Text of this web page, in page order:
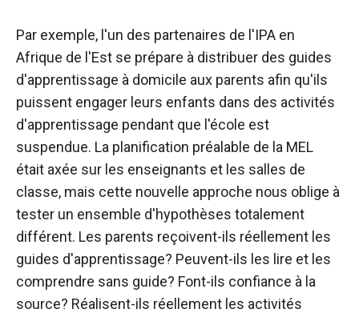
Par exemple, l'un des partenaires de l'IPA en
Afrique de l'Est se prépare à distribuer des guides
d'apprentissage à domicile aux parents afin qu'ils
puissent engager leurs enfants dans des activités
d'apprentissage pendant que l'école est
suspendue. La planification préalable de la MEL
était axée sur les enseignants et les salles de
classe, mais cette nouvelle approche nous oblige à
tester un ensemble d'hypothèses totalement
différent. Les parents reçoivent-ils réellement les
guides d'apprentissage? Peuvent-ils les lire et les
comprendre sans guide? Font-ils confiance à la
source? Réalisent-ils réellement les activités